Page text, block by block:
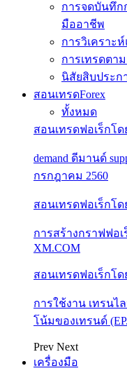
การจดบันทึก
มืออาชีพ
การวิเคราะ
การเทรดตา
นิสัยสิบประก
สอนเทรดForex
ทั้งหมด
สอนเทรดฟอเร็กโด
demand ดีมานด์
กรกฎาคม 2560
สอนเทรดฟอเร็กโด
การสร้างกราฟฟอเ
XM.COM
สอนเทรดฟอเร็กโด
การใช้งาน เทรน
โน้มของเทรนด์
Prev Next
เครื่องมือ